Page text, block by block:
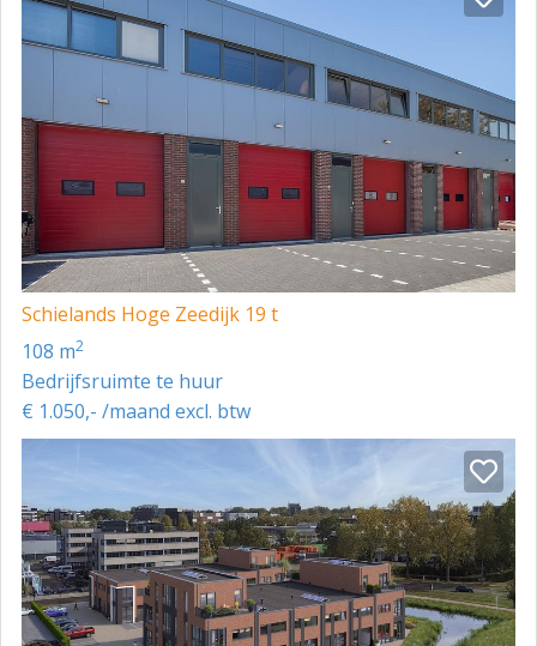
Schielands Hoge Zeedijk 19 t
108 m2
Bedrijfsruimte te huur
€ 1.050,- /maand excl. btw